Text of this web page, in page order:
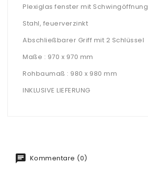
Plexiglas fenster mit Schwingöffnung
Stahl, feuerverzinkt
Abschließbarer Griff mit 2 Schlüssel
Maße : 970 x 970 mm
Rohbaumaß : 980 x 980 mm
INKLUSIVE LIEFERUNG
Kommentare (0)